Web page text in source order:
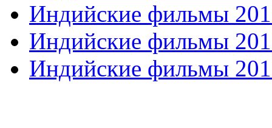
Индийские фильмы
Индийские фильмы
Индийские фильмы